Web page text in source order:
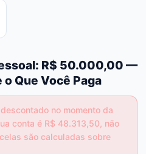
R$ 50.000,00 —
o Que Você Paga
no momento da
conta é R$ 48.313,50, não
são calculadas sobre